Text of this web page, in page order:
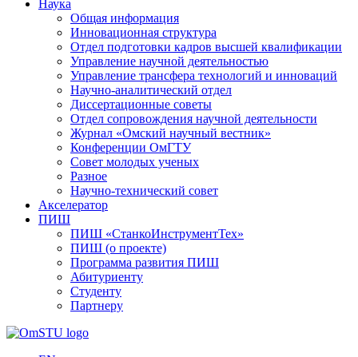
Наука
Общая информация
Инновационная структура
Отдел подготовки кадров высшей квалификации
Управление научной деятельностью
Управление трансфера технологий и инноваций
Научно-аналитический отдел
Диссертационные советы
Отдел сопровождения научной деятельности
Журнал «Омский научный вестник»
Конференции ОмГТУ
Совет молодых ученых
Разное
Научно-технический совет
Акселератор
ПИШ
ПИШ «СтанкоИнструментТех»
ПИШ (о проекте)
Программа развития ПИШ
Абитуриенту
Студенту
Партнеру